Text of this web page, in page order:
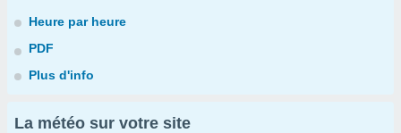
Heure par heure
PDF
Plus d'info
La météo sur votre site